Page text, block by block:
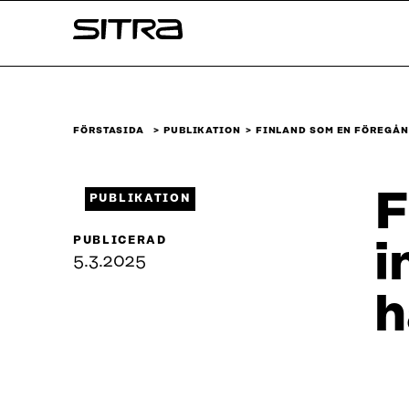
↓
Sitra
FÖRSTASIDA PUBLIKATION FINLAND SOM EN
PUBLIKATION
PUBLICERAD
5.3.2025